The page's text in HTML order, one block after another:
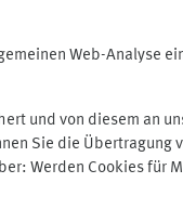
Web-Analyse
und von diesem an
Sie die
Werden Cookies